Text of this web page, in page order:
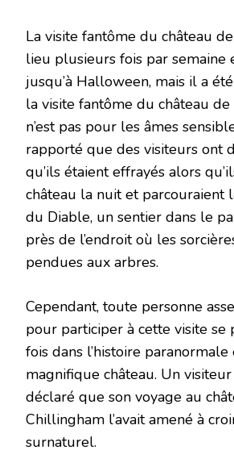
La visite fantôme du château
lieu plusieurs fois par semaine
jusqu’à Halloween, mais il a
la visite fantôme du château
n’est pas pour les âmes
rapporté que des visiteurs ont
qu’ils étaient effrayés alors
château la nuit et parcouraient
du Diable, un sentier dans le
près de l’endroit où les
pendues aux arbres.
Cependant, toute personne
pour participer à cette visite se
fois dans l’histoire
magnifique château. Un
déclaré que son voyage au
Chillingham l’avait amené à
surnaturel.